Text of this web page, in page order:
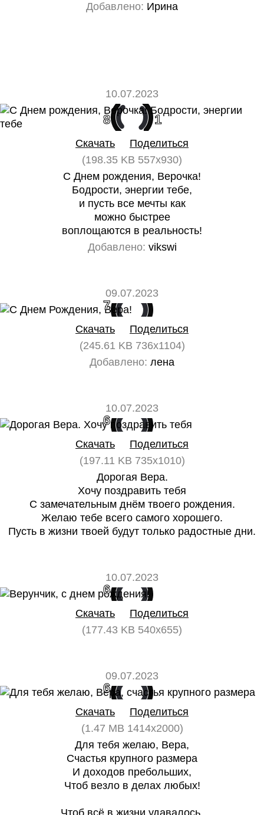
Добавлено: Ирина
10.07.2023
8 1
Скачать
Поделиться
(198.35 KB 557x930)
С Днем рождения, Верочка!
Бодрости, энергии тебе,
и пусть все мечты как
можно быстрее
воплощаются в реальность!
Добавлено: vikswi
09.07.2023
7
Скачать
Поделиться
(245.61 KB 736x1104)
Добавлено: лена
10.07.2023
6 0
Скачать
Поделиться
(197.11 KB 735x1010)
Дорогая Вера.
Хочу поздравить тебя
С замечательным днём твоего рождения.
Желаю тебе всего самого хорошего.
Пусть в жизни твоей будут только радостные дни.
10.07.2023
6
Скачать
Поделиться
(177.43 KB 540x655)
09.07.2023
6 0
Скачать
Поделиться
(1.47 MB 1414x2000)
Для тебя желаю, Вера,
Счастья крупного размера
И доходов пребольших,
Чтоб везло в делах любых!
Чтоб всё в жизни удавалось,